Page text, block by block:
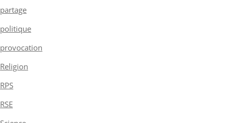
partage
politique
provocation
Religion
RPS
RSE